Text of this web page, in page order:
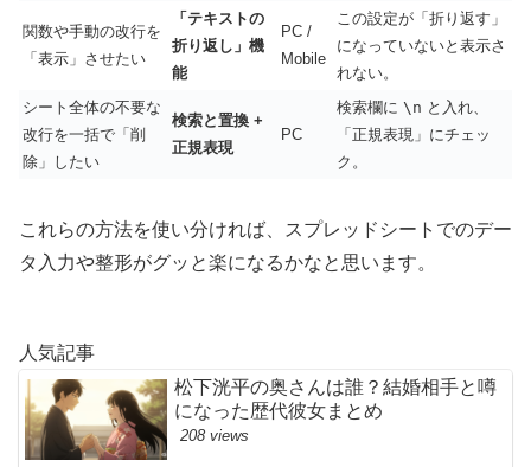
関数や手動の改行を
「表示」させたい
「テキストの
折り返し」機
能
PC /
Mobile
この設定が「折り返す」
になっていないと表示さ
れない。
シート全体の不要な
改行を一括で「削
除」したい
検索と置換 +
正規表現
PC
検索欄に \n と入れ、
「正規表現」にチェッ
ク。
これらの方法を使い分ければ、スプレッドシートでのデー
タ入力や整形がグッと楽になるかなと思います。
人気記事
松下洸平の奥さんは誰？結婚相手と噂
になった歴代彼女まとめ
208 views